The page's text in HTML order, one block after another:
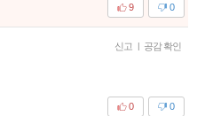
0
9
신고 | 공감 확인
0
0